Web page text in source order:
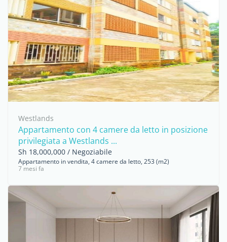
Westlands
Appartamento con 4 camere da letto in posizione
privilegiata a Westlands ...
Sh 18,000,000 / Negoziabile
Appartamento in vendita, 4 camere da letto, 253 (m2)
7 mesi fa